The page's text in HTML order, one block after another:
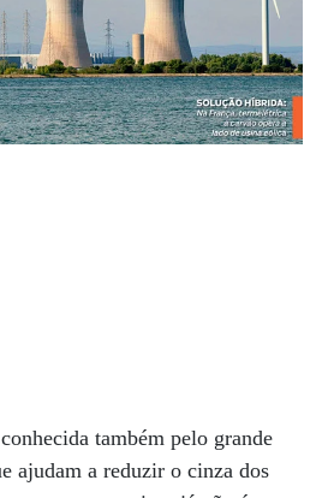
também pelo grande
ajudam a reduzir o cinza dos